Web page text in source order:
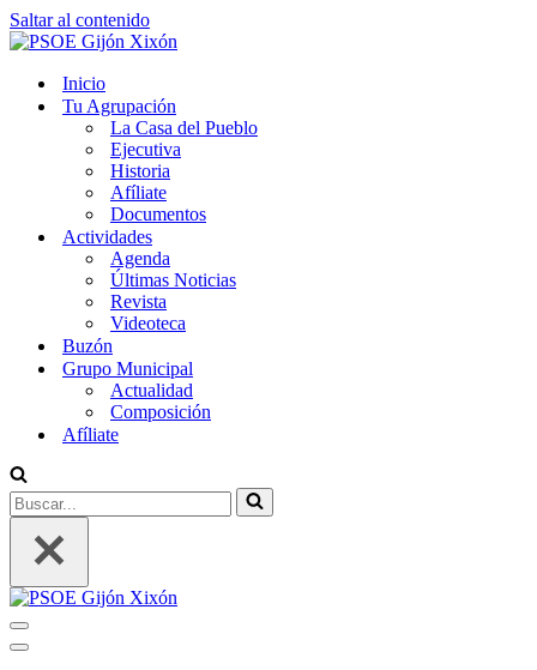
Saltar al contenido
Inicio
Tu Agrupación
La Casa del Pueblo
Ejecutiva
Historia
Afíliate
Documentos
Actividades
Agenda
Últimas Noticias
Revista
Videoteca
Buzón
Grupo Municipal
Actualidad
Composición
Afíliate
Buscar...
Menú
de
Menú